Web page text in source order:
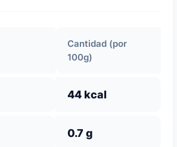
Cantidad (por
100g)
44 kcal
0.7 g